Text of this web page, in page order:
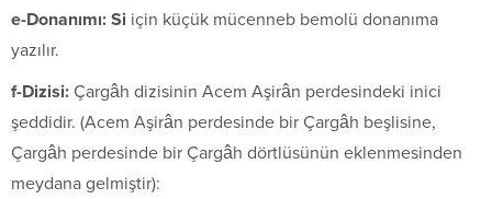
e-Donanımı: Si için küçük mücenneb bemolü donanıma
yazılır.
f-Dizisi: Çargâh dizisinin Acem Aşirân perdesindeki inici
şeddidir. (Acem Aşirân perdesinde bir Çargâh beşlisine,
Çargâh perdesinde bir Çargâh dörtlüsünün eklenmesinden
meydana gelmiştir):